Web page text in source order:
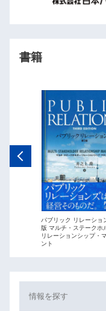
書籍
パブリック リレーショ
版 マルチ・ステークホ
リレーションシップ・
ント